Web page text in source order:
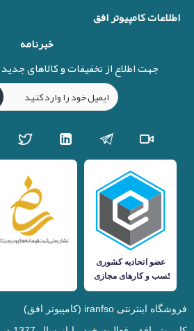
اطلاعات کامپیوتر افق
خبرنامه
جهت اطلاع از تخفیفات و کالاهای
فروشگاه اینترنتی iranfso (کامپیوتر افق)